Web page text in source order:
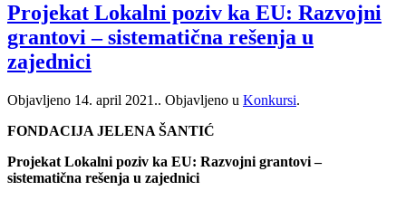
Projekat Lokalni poziv ka EU: Razvojni
grantovi – sistematična rešenja u
zajednici
Objavljeno 14. april 2021.. Objavljeno u Konkursi.
FONDACIJA JELENA ŠANTIĆ
Projekat Lokalni poziv ka EU: Razvojni grantovi –
sistematična rešenja u zajednici